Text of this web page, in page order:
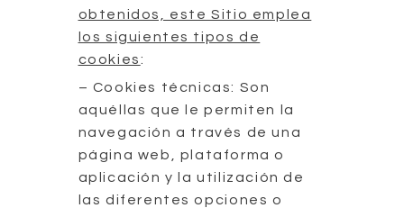
obtenidos, este Sitio emplea
los siguientes tipos de
cookies:
– Cookies técnicas: Son
aquéllas que le permiten la
navegación a través de una
página web, plataforma o
aplicación y la utilización de
las diferentes opciones o